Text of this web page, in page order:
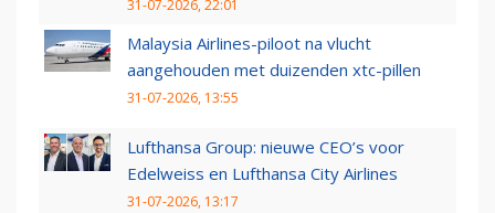
31-07-2026, 22:01
Malaysia Airlines-piloot na vlucht
aangehouden met duizenden xtc-pillen
31-07-2026, 13:55
Lufthansa Group: nieuwe CEO’s voor
Edelweiss en Lufthansa City Airlines
31-07-2026, 13:17